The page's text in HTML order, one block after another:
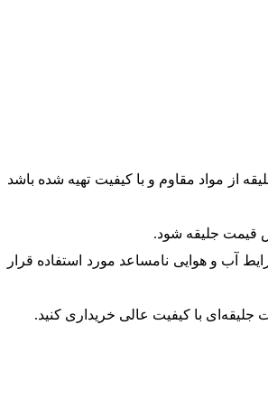
از مواد مقاوم و با کیفیت تهیه شده باشد
قیمت جلیقه شود.
آب و هوایی نامساعد مورد استفاده قرار
جلیقه‌ای با کیفیت عالی خریداری کنید.